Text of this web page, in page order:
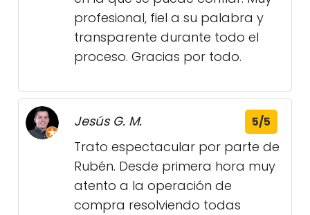
profesional, fiel a su palabra y
transparente durante todo el
proceso. Gracias por todo.
Jesús G. M. 5/5
Trato espectacular por parte de
Rubén. Desde primera hora muy
atento a la operación de
compra resolviendo todas